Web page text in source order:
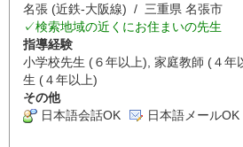
名張 (近鉄-大阪線) / 三重県 名張市
✓検索地域の近くにお住まいの先生
指導経験
小学校先生 (６年以上), 家庭教師 (４年
生 (４年以上)
その他
日本語会話OK
日本語メールOK